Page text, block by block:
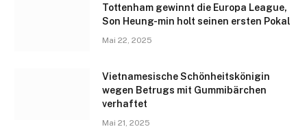
Tottenham gewinnt die Europa League,
Son Heung-min holt seinen ersten Pokal
Mai 22, 2025
Vietnamesische Schönheitskönigin
wegen Betrugs mit Gummibärchen
verhaftet
Mai 21, 2025